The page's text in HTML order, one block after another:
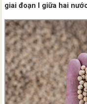
giai đoạn I giữa hai